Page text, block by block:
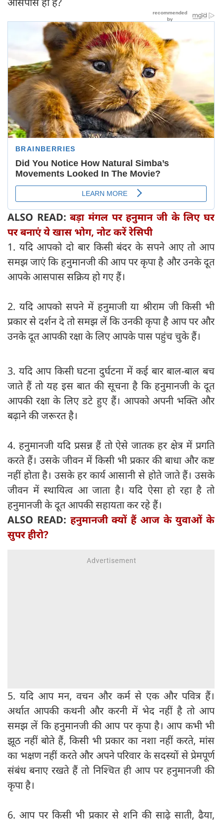
ALSO READ:बड़ा मंगल पर हनुमान जी के लिए घर
पर बनाएं ये खास भोग, नोट करें रेसिपी
1. यदि आपको दो बार किसी बंदर के सपने आए तो आप
समझ जाएं कि हनुमानजी की आप पर कृपा है और उनके दूत
आपके आसपास सक्रिय हो गए हैं।
2. यदि आपको सपने में हनुमाजी या श्रीराम जी किसी भी
प्रकार से दर्शन दे तो समझ लें कि उनकी कृपा है आप पर और
उनके दूत आपकी रक्षा के लिए आपके पास पहुंच चुके हैं।
3. यदि आप किसी घटना दुर्घटना में कई बार बाल-बाल बच
जाते हैं तो यह इस बात की सूचना है कि हनुमानजी के दूत
आपकी रक्षा के लिए डटे हुए हैं। आपको अपनी भक्ति और
बढ़ाने की जरूरत है।
4. हनुमानजी यदि प्रसन्न हैं तो ऐसे जातक हर क्षेत्र में प्रगति
करते हैं। उसके जीवन में किसी भी प्रकार की बाधा और कष्ट
नहीं होता है। उसके हर कार्य आसानी से होते जाते हैं। उसके
जीवन में स्थायित्व आ जाता है। यदि ऐसा हो रहा है तो
हनुमानजी के दूत आपकी सहायता कर रहे हैं।
ALSO READ: हनुमानजी क्‍यों हैं आज के युवाओं के
सुपर हीरो?
5. यदि आप मन, वचन और कर्म से एक और पवित्र हैं।
अर्थात आपकी कथनी और करनी में भेद नहीं है तो आप
समझ लें कि हनुमानजी की आप पर कृपा है। आप कभी भी
झूठ नहीं बोते हैं, किसी भी प्रकार का नशा नहीं करते, मांस
का भक्षण नहीं करते और अपने परिवार के सदस्यों से प्रेमपूर्ण
संबंध बनाए रखते हैं तो निश्‍चित ही आप पर हनुमानजी की
कृपा है।
6. आप पर किसी भी प्रकार से शनि की साढ़े साती, ढैया,